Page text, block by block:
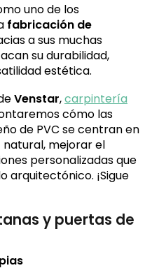
uno de los
fabricación de
a sus muchas
su durabilidad,
estética.
Venstar,carpintería
cómo las
de PVC se centran en
natural, mejorar el
personalizadas que
arquitectónico. ¡Sigue
y puertas de